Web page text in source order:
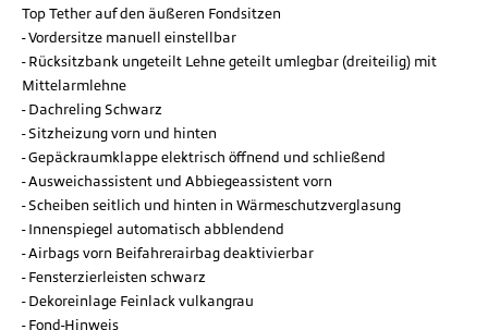
Top Tether auf den äußeren Fondsitzen
Vordersitze manuell einstellbar
Rücksitzbank ungeteilt Lehne geteilt umlegbar (dreiteilig) mit
Mittelarmlehne
Dachreling Schwarz
Sitzheizung vorn und hinten
Gepäckraumklappe elektrisch öffnend und schließend
Ausweichassistent und Abbiegeassistent vorn
Scheiben seitlich und hinten in Wärmeschutzverglasung
Innenspiegel automatisch abblendend
Airbags vorn Beifahrerairbag deaktivierbar
Fensterzierleisten schwarz
Dekoreinlage Feinlack vulkangrau
Fond-Hinweis